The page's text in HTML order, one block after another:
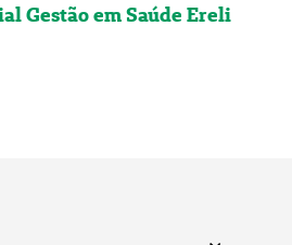
Gestão em Saúde Ereli